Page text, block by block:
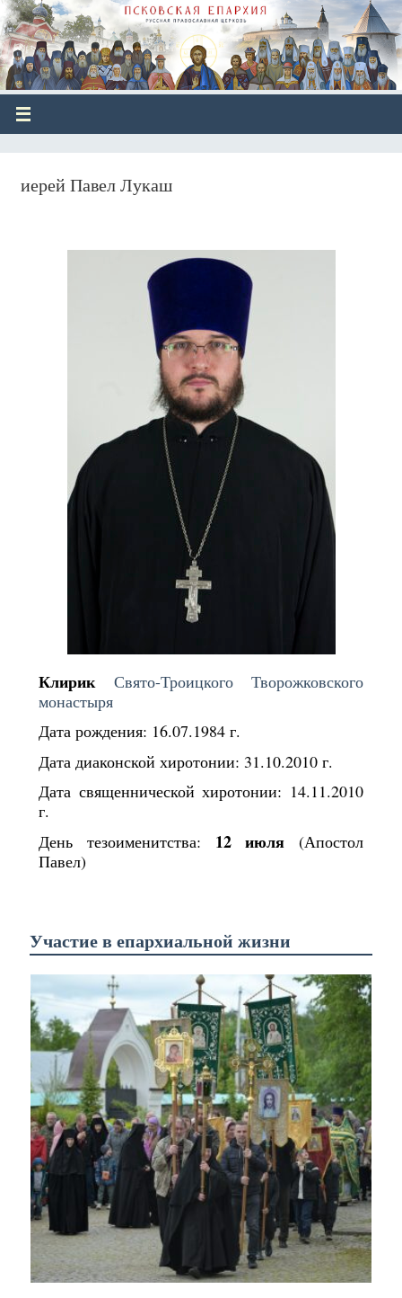
иерей Павел Лукаш
Клирик
Свято-Троицкого Творожковского
монастыря
Дата рождения: 16.07.1984 г.
Дата диаконской хиротонии: 31.10.2010 г.
Дата священнической хиротонии: 14.11.2010
г.
День тезоименитства: 12 июля (Апостол
Павел)
Участие в епархиальной жизни